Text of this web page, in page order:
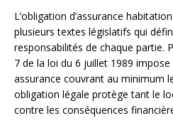
L’obligation d’assurance
plusieurs textes législatifs qui
responsabilités de chaque partie.
7 de la loi du 6 juillet 1989 impose
assurance couvrant au minimum
obligation légale protège tant le
contre les conséquences